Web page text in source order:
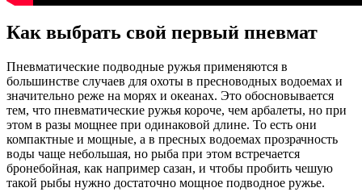
Как выбрать свой первый пневмат
Пневматические подводные ружья применяются в
большинстве случаев для охоты в пресноводных водоемах и
значительно реже на морях и океанах. Это обосновывается
тем, что пневматические ружья короче, чем арбалеты, но при
этом в разы мощнее при одинаковой длине. То есть они
компактные и мощные, а в пресных водоемах прозрачность
воды чаще небольшая, но рыба при этом встречается
бронебойная, как например сазан, и чтобы пробить чешую
такой рыбы нужно достаточно мощное подводное ружье.